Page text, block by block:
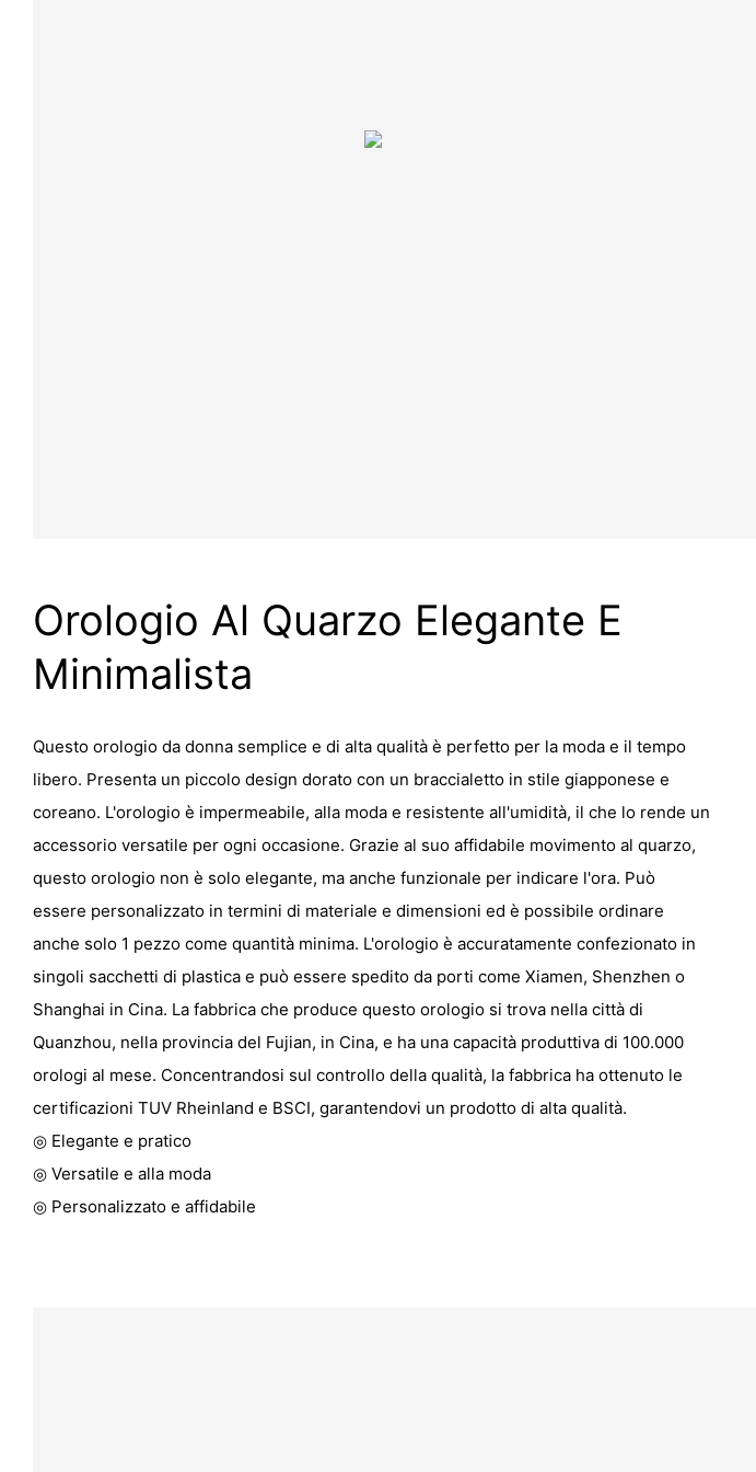
Orologio Al Quarzo Elegante E
Minimalista
Questo orologio da donna semplice e di alta qualità è perfetto per la moda e il tempo
libero. Presenta un piccolo design dorato con un braccialetto in stile giapponese e
coreano. L'orologio è impermeabile, alla moda e resistente all'umidità, il che lo rende un
accessorio versatile per ogni occasione. Grazie al suo affidabile movimento al quarzo,
questo orologio non è solo elegante, ma anche funzionale per indicare l'ora. Può
essere personalizzato in termini di materiale e dimensioni ed è possibile ordinare
anche solo 1 pezzo come quantità minima. L'orologio è accuratamente confezionato in
singoli sacchetti di plastica e può essere spedito da porti come Xiamen, Shenzhen o
Shanghai in Cina. La fabbrica che produce questo orologio si trova nella città di
Quanzhou, nella provincia del Fujian, in Cina, e ha una capacità produttiva di 100.000
orologi al mese. Concentrandosi sul controllo della qualità, la fabbrica ha ottenuto le
certificazioni TUV Rheinland e BSCI, garantendovi un prodotto di alta qualità.
◎ Elegante e pratico
◎ Versatile e alla moda
◎ Personalizzato e affidabile